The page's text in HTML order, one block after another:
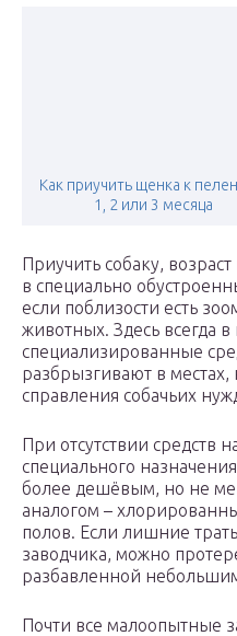
Как приучить щенка к
1, 2 или 3 месяца
Приучить собаку,
в специально
если поблизости есть
животных. Здесь всегда
специализированные
разбрызгивают в
справления собачьих
При отсутствии средств
специального
более дешёвым, но не
аналогом –
полов. Если лишние
заводчика, можно
разбавленной
Почти все малоопытные